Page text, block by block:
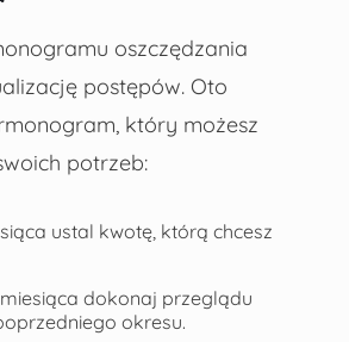
oszczędzania
postępów. Oto
który możesz
potrzeb:
ustal kwotę, którą chcesz
dokonaj przeglądu
okresu.